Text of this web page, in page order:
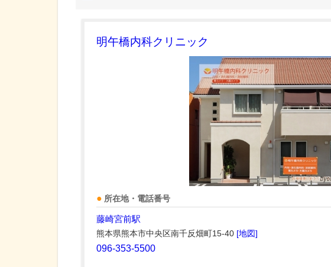
明午橋内科クリニック
所在地・電話番号
藤崎宮前駅
熊本県熊本市中央区南千反畑町15-40 [地図]
096-353-5500